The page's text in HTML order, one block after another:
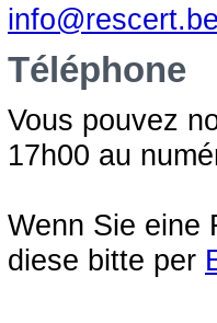
info@rescert.be
Téléphone
Vous pouvez
17h00 au
Wenn Sie eine
diese bitte per